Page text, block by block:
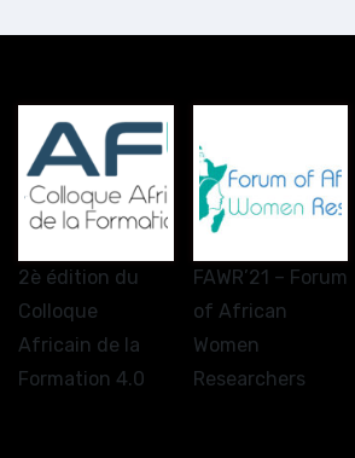
2è édition du
Colloque
Africain de la
Formation 4.0
FAWR’21 – Forum
of African
Women
Researchers